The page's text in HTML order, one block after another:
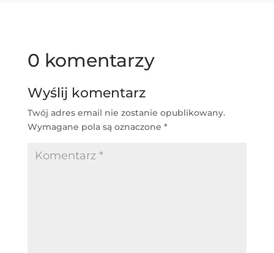
0 komentarzy
Wyślij komentarz
Twój adres email nie zostanie opublikowany.
Wymagane pola są oznaczone *